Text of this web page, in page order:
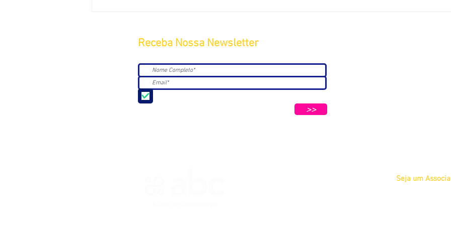
Receba Nossa Newsletter
>>
Seja um